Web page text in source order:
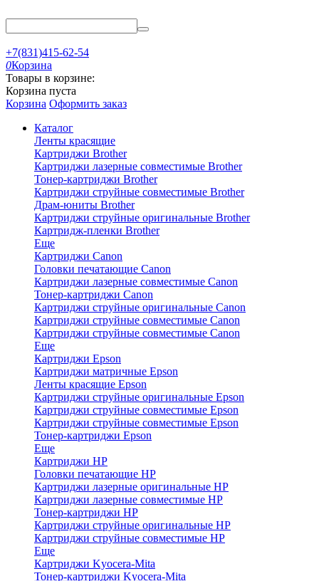
+7(831)415-62-54
0Корзина
Товары в корзине:
Корзина пуста
Корзина Оформить заказ
Каталог
Ленты красящие
Картриджи Brother
Картриджи лазерные совместимые Brother
Тонер-картриджи Brother
Картриджи струйные совместимые Brother
Драм-юниты Brother
Картриджи струйные оригинальные Brother
Картридж-пленки Brother
Еще
Картриджи Canon
Головки печатающие Canon
Картриджи лазерные совместимые Canon
Тонер-картриджи Canon
Картриджи струйные оригинальные Canon
Картриджи струйные совместимые Canon
Картриджи струйные совместимые Canon
Еще
Картриджи Epson
Картриджи матричные Epson
Ленты красящие Epson
Картриджи струйные оригинальные Epson
Картриджи струйные совместимые Epson
Картриджи струйные совместимые Epson
Тонер-картриджи Epson
Еще
Картриджи HP
Головки печатающие HP
Картриджи лазерные оригинальные HP
Картриджи лазерные совместимые HP
Тонер-картриджи HP
Картриджи струйные оригинальные HP
Картриджи струйные совместимые HP
Еще
Картриджи Kyocera-Mita
Тонер-картриджи Kyocera-Mita